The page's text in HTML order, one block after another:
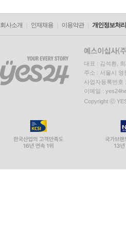
회사소개 인재채용 이용약관 개인정보처
대표 : 김석환,
주소 : 서울시
사업자등록번
이메일 :
Copyright ⓒ